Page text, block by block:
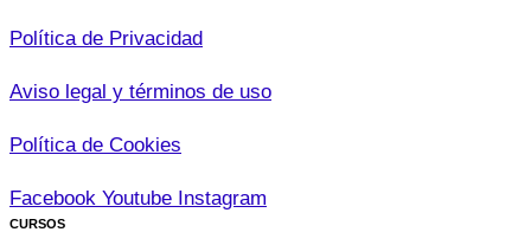
Política de Privacidad
Aviso legal y términos de uso
Política de Cookies
Facebook Youtube Instagram
CURSOS